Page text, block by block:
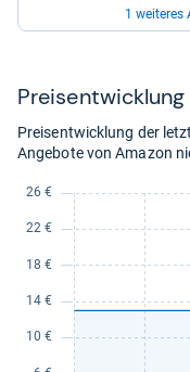
1 weiteres
eBay
29,99
kaufen.
Details
Auf Lager
Preis­ent­wick­lung
Preisentwicklung der
Angebote von Amazon